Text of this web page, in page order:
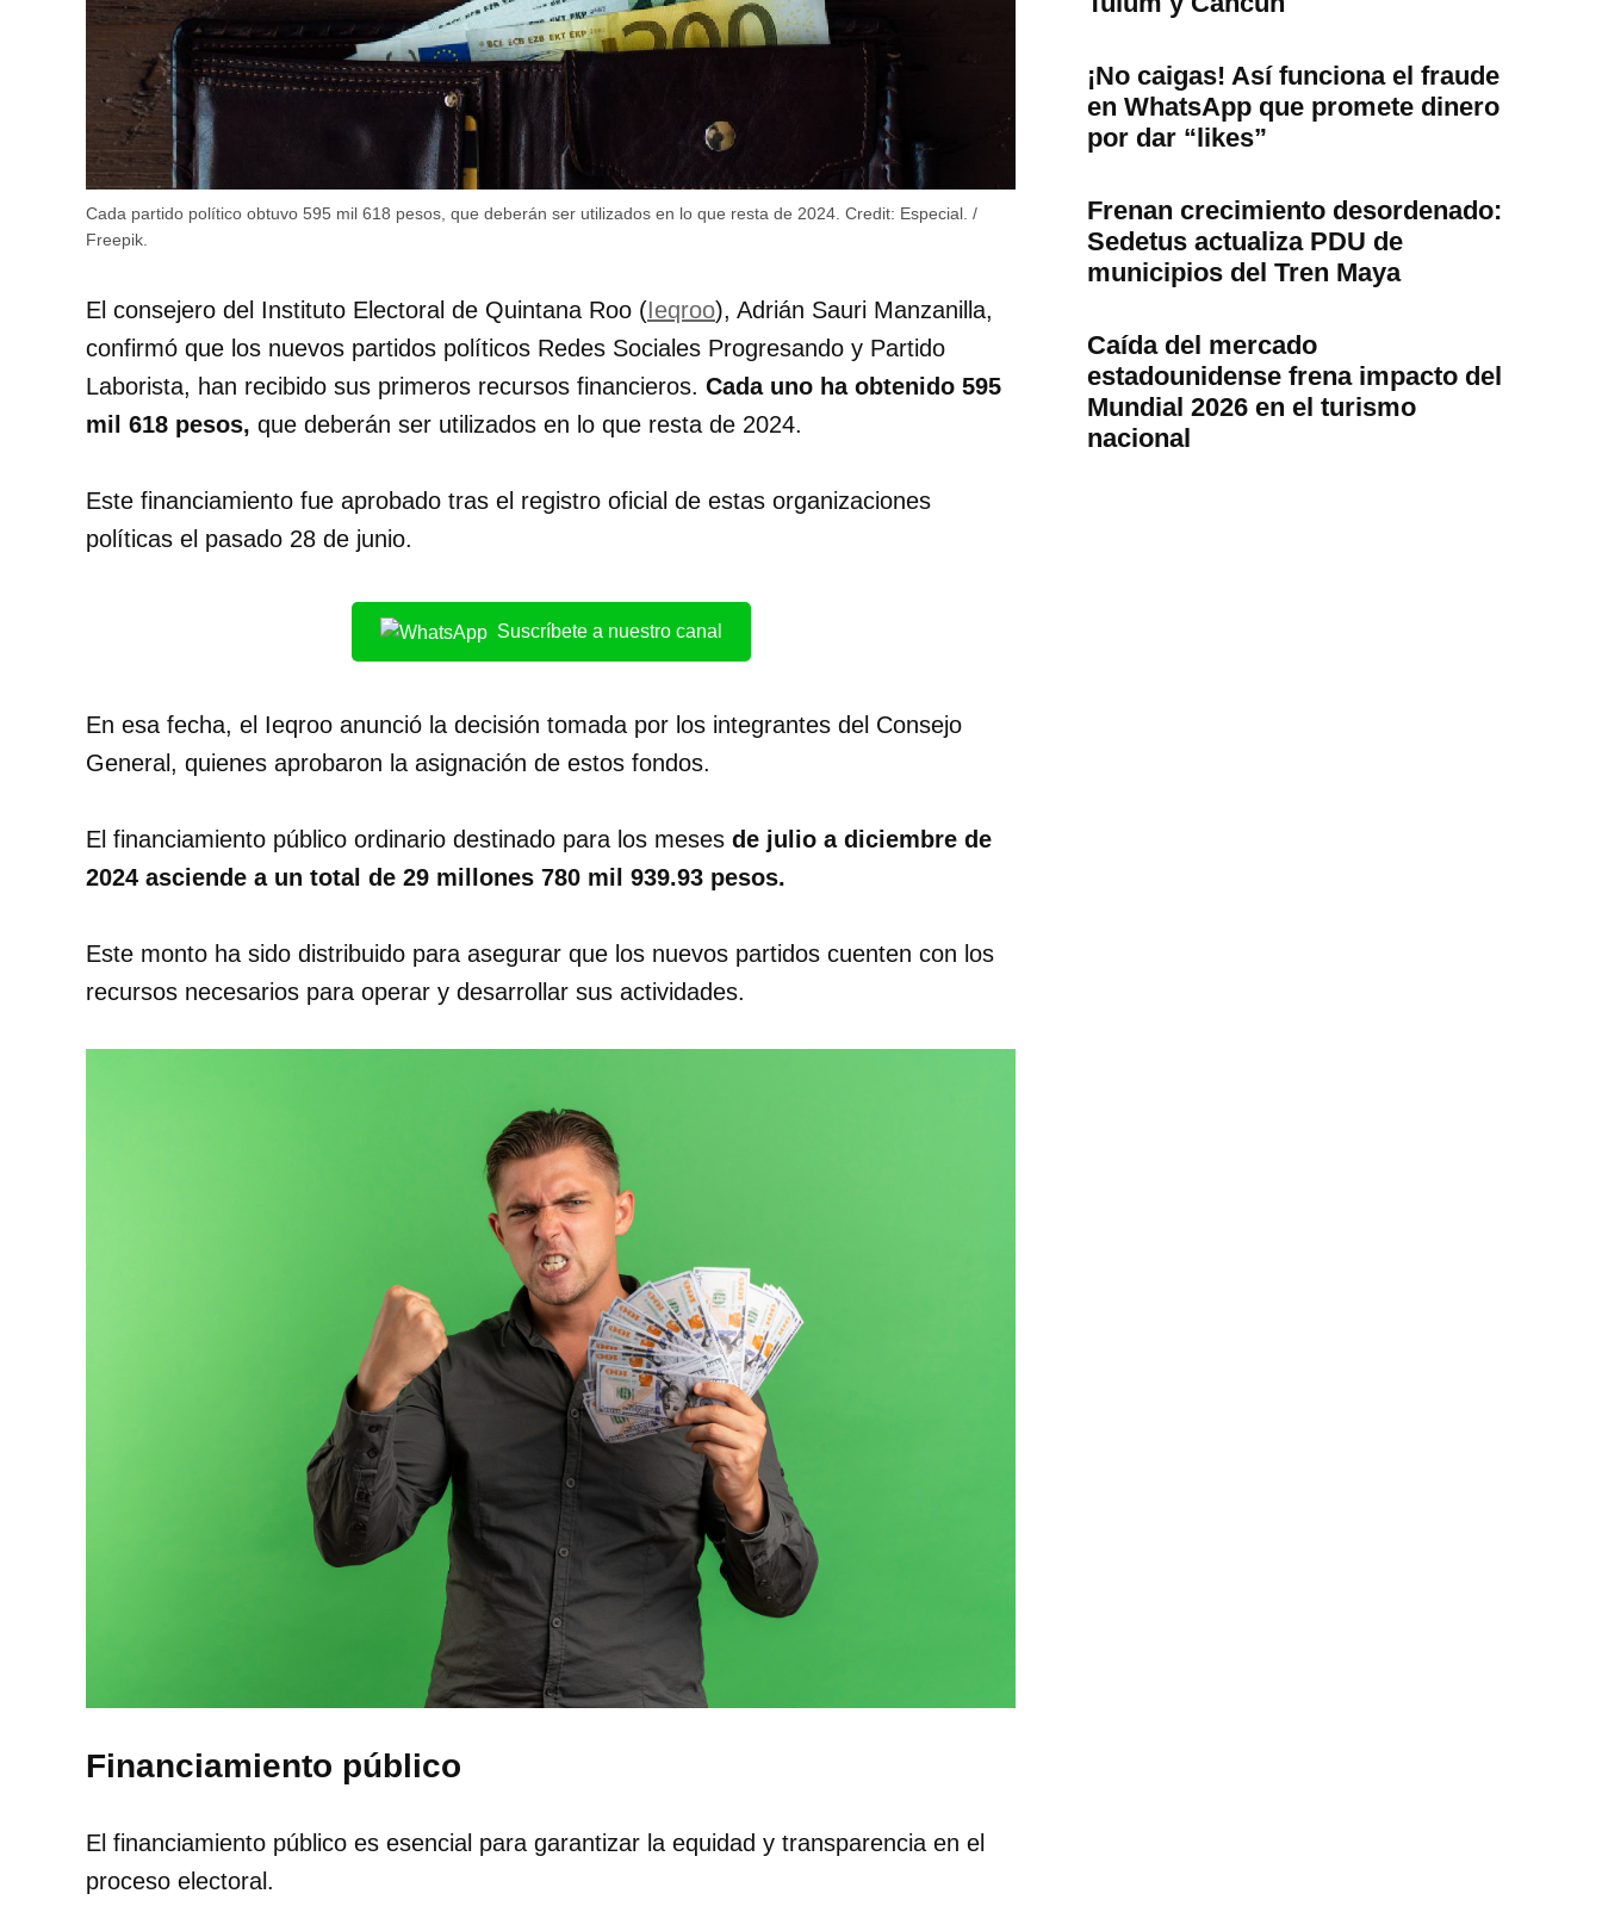
Cada partido político obtuvo 595 mil 618 pesos, que deberán ser utilizados en lo que resta de 2024. Credit: Especial. /
Freepik.
El consejero del Instituto Electoral de Quintana Roo (Ieqroo), Adrián Sauri Manzanilla,
confirmó que los nuevos partidos políticos Redes Sociales Progresando y Partido
Laborista, han recibido sus primeros recursos financieros. Cada uno ha obtenido 595
mil 618 pesos, que deberán ser utilizados en lo que resta de 2024.
Este financiamiento fue aprobado tras el registro oficial de estas organizaciones
políticas el pasado 28 de junio.
Suscríbete a nuestro canal
En esa fecha, el Ieqroo anunció la decisión tomada por los integrantes del Consejo
General, quienes aprobaron la asignación de estos fondos.
El financiamiento público ordinario destinado para los meses de julio a diciembre de
2024 asciende a un total de 29 millones 780 mil 939.93 pesos.
Este monto ha sido distribuido para asegurar que los nuevos partidos cuenten con los
recursos necesarios para operar y desarrollar sus actividades.
Financiamiento público
El financiamiento público es esencial para garantizar la equidad y transparencia en el
proceso electoral.
¡No caigas! Así funciona el fraude
en WhatsApp que promete dinero
por dar “likes”
Frenan crecimiento desordenado:
Sedetus actualiza PDU de
municipios del Tren Maya
Caída del mercado
estadounidense frena impacto del
Mundial 2026 en el turismo
nacional